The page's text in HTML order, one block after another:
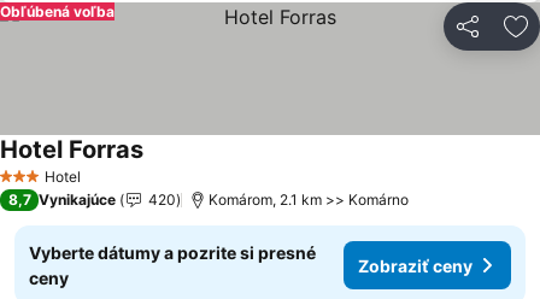
Zdieľať
Obľúbená voľba
3 Počet hviezdičiek
Hotel
Hotel ForrasZobraziť ceny
8,7 Vynikajúce 420 Komárom, 2.1 km >> Komárno
Vyberte dátumy a pozrite si presné
ceny
Zobraziť ceny